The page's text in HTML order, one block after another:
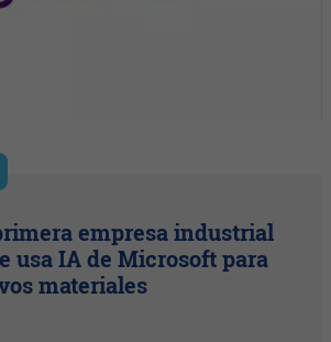
empresa industrial
usa IA de Microsoft para
materiales